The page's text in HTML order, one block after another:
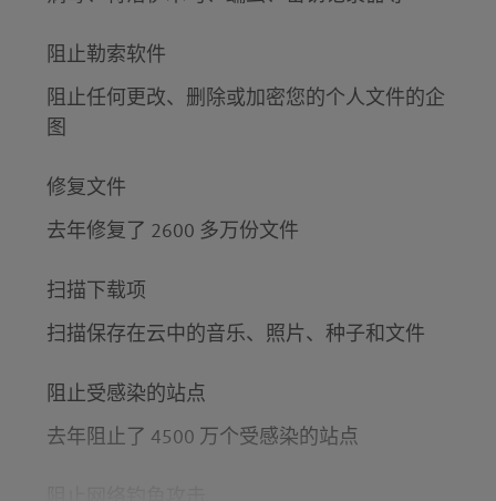
阻止勒索软件
阻止任何更改、删除或加密您的个人文件的企
图
修复文件
去年修复了 2600 多万份文件
扫描下载项
扫描保存在云中的音乐、照片、种子和文件
阻止受感染的站点
去年阻止了 4500 万个受感染的站点